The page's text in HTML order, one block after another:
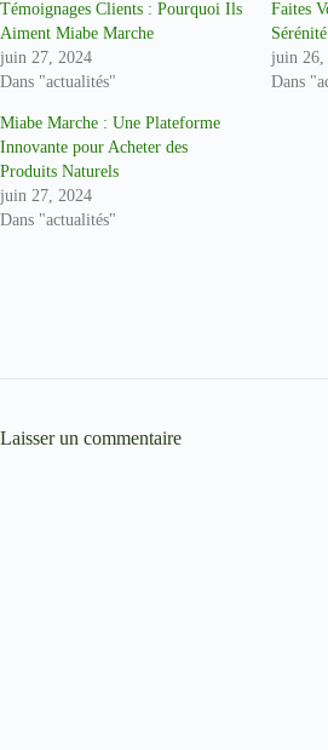
Témoignages Clients : Pourquoi Ils
Aiment Miabe Marche
juin 27, 2024
Dans "actualités"
Faites
juin 26,
Dans
Miabe Marche : Une Plateforme
Innovante pour Acheter des
Produits Naturels
juin 27, 2024
Dans "actualités"
Laisser un commentaire